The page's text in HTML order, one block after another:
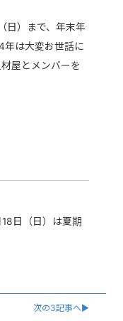
日）まで、年末年
年は大変お世話に
屋とメンバーを
日（日）は夏期
次の3記事へ▶